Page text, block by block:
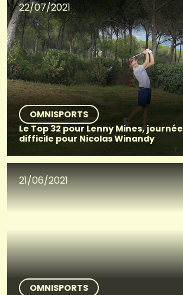
22/07/2021
OMNISPORTS
Le Top 32 pour Lenny Mines, journée
difficile pour Nicolas Winandy
21/06/2021
OMNISPORTS